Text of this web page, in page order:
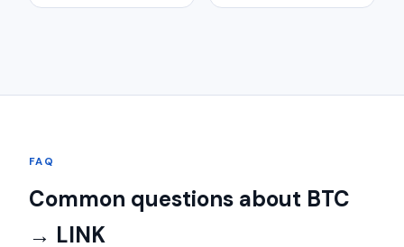
FAQ
Common questions about BTC
→ LINK